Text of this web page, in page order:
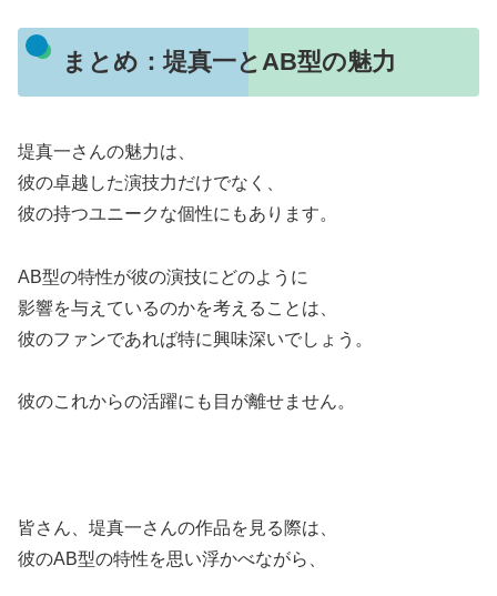
まとめ：堤真一とAB型の魅力
堤真一さんの魅力は、
彼の卓越した演技力だけでなく、
彼の持つユニークな個性にもあります。
AB型の特性が彼の演技にどのように
影響を与えているのかを考えることは、
彼のファンであれば特に興味深いでしょう。
彼のこれからの活躍にも目が離せません。
皆さん、堤真一さんの作品を見る際は、
彼のAB型の特性を思い浮かべながら、